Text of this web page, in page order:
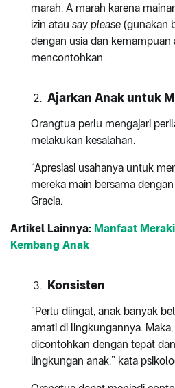
marah. A marah karena
izin atau say please (gunakan
dengan usia dan kemampuan
mencontohkan.
Ajarkan Anak untuk
Orangtua perlu mengajari
melakukan kesalahan.
“Apresiasi usahanya untuk
mereka main bersama
Gracia.
Artikel Lainnya: Manfaat
Kembang Anak
Konsisten
“Perlu diingat, anak banyak
amati di lingkungannya.
dicontohkan dengan tepat
lingkungan anak,” kata